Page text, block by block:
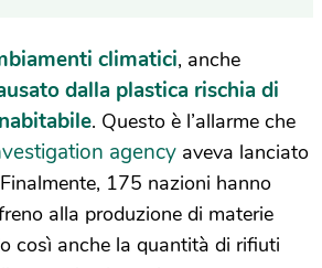
climatici, anche
dalla plastica rischia di
. Questo è l’allarme che
agency aveva lanciato
Finalmente, 175 nazioni hanno
alla produzione di materie
così anche la quantità di rifiuti